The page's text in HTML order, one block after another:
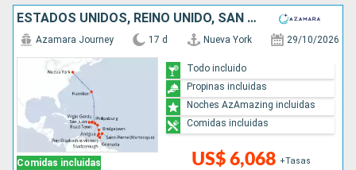
ESTADOS UNIDOS, REINO UNIDO, SAN MARTÍN, PUERTO RICO, ANTIGUA Y BARBUDA, SAN VINCENT Y LAS GRANADINAS, GRENADA, TRINIDAD Y TOBAGO, BARBADOS
Comidas incluidas
Azamara Journey 17 d Nueva York 29/10/2026
US$ 6,068 +Tasas
Todo incluido
Propinas incluidas
Noches AzAmazing incluidas
Comidas incluidas